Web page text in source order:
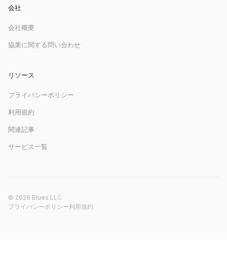
会社
会社概要
協業に関する問い合わせ
リソース
プライバシーポリシー
利用規約
関連記事
サービス一覧
© 2026 Blues LLC
プライバシーポリシー利用規約